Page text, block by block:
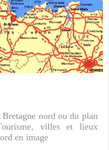
nord ou du plan
villes et lieux
en image